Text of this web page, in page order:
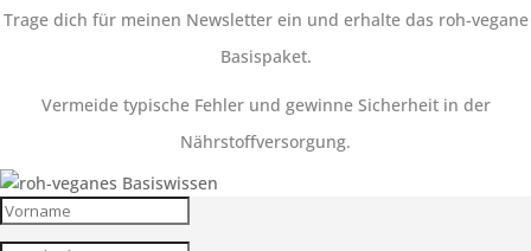
Trage dich für meinen Newsletter ein und erhalte das roh-vegane
Basispaket.
Vermeide typische Fehler und gewinne Sicherheit in der
Nährstoffversorgung.